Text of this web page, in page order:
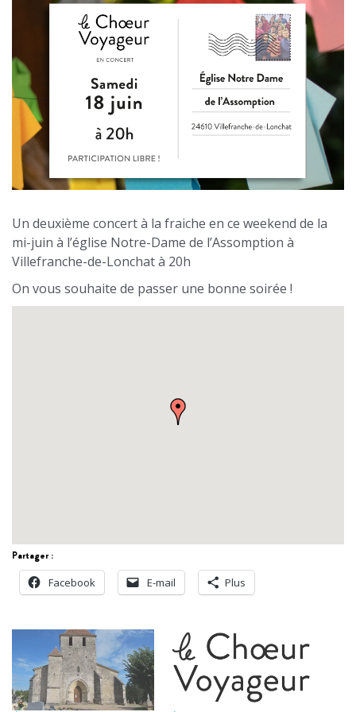
Un deuxième concert à la fraiche en ce weekend de la
mi-juin à l’église Notre-Dame de l’Assomption à
Villefranche-de-Lonchat à 20h
On vous souhaite de passer une bonne soirée !
Partager :
Facebook
E-mail Plus